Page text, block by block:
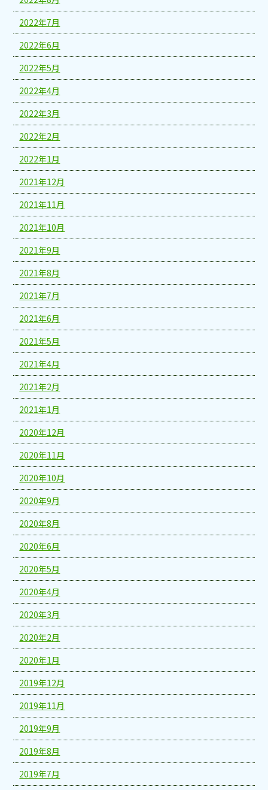
2022年7月
2022年6月
2022年5月
2022年4月
2022年3月
2022年2月
2022年1月
2021年12月
2021年11月
2021年10月
2021年9月
2021年8月
2021年7月
2021年6月
2021年5月
2021年4月
2021年2月
2021年1月
2020年12月
2020年11月
2020年10月
2020年9月
2020年8月
2020年6月
2020年5月
2020年4月
2020年3月
2020年2月
2020年1月
2019年12月
2019年11月
2019年9月
2019年8月
2019年7月